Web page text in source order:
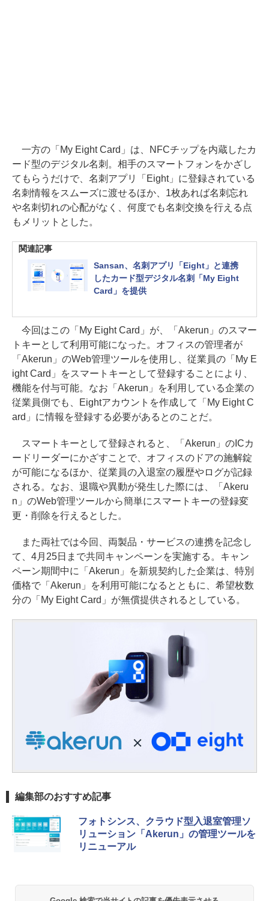
一方の「My Eight Card」は、NFCチップを内蔵したカ
ード型のデジタル名刺。相手のスマートフォンをかざし
てもらうだけで、名刺アプリ「Eight」に登録されている
名刺情報をスムーズに渡せるほか、1枚あれば名刺忘れ
や名刺切れの心配がなく、何度でも名刺交換を行える点
もメリットとした。
関連記事
Sansan、名刺アプリ「Eight」と連携
したカード型デジタル名刺「My Eight
Card」を提供
今回はこの「My Eight Card」が、「Akerun」のスマー
トキーとして利用可能になった。オフィスの管理者が
「Akerun」のWeb管理ツールを使用し、従業員の「My E
ight Card」をスマートキーとして登録することにより、
機能を付与可能。なお「Akerun」を利用している企業の
従業員側でも、Eightアカウントを作成して「My Eight C
ard」に情報を登録する必要があるとのことだ。
スマートキーとして登録されると、「Akerun」のICカ
ードリーダーにかざすことで、オフィスのドアの施解錠
が可能になるほか、従業員の入退室の履歴やログが記録
される。なお、退職や異動が発生した際には、「Akeru
n」のWeb管理ツールから簡単にスマートキーの登録変
更・削除を行えるとした。
また両社では今回、両製品・サービスの連携を記念し
て、4月25日まで共同キャンペーンを実施する。キャン
ペーン期間中に「Akerun」を新規契約した企業は、特別
価格で「Akerun」を利用可能になるとともに、希望枚数
分の「My Eight Card」が無償提供されるとしている。
編集部のおすすめ記事
フォトシンス、クラウド型入退室管理ソ
リューション「Akerun」の管理ツールを
リニューアル